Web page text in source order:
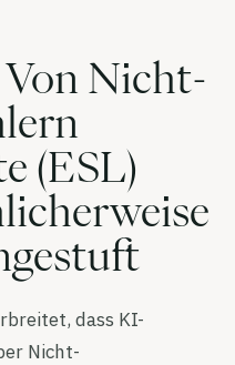
Von Nicht-
(ESL)
dass KI-
Nicht-